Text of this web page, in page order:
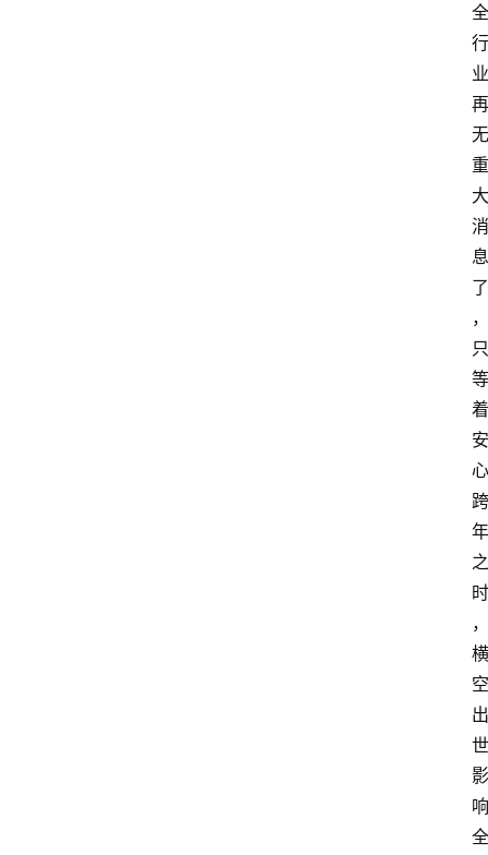
全
行
业
再
无
重
大
消
息
了
，
只
等
着
安
心
跨
年
之
时
，
横
空
出
世
影
响
全